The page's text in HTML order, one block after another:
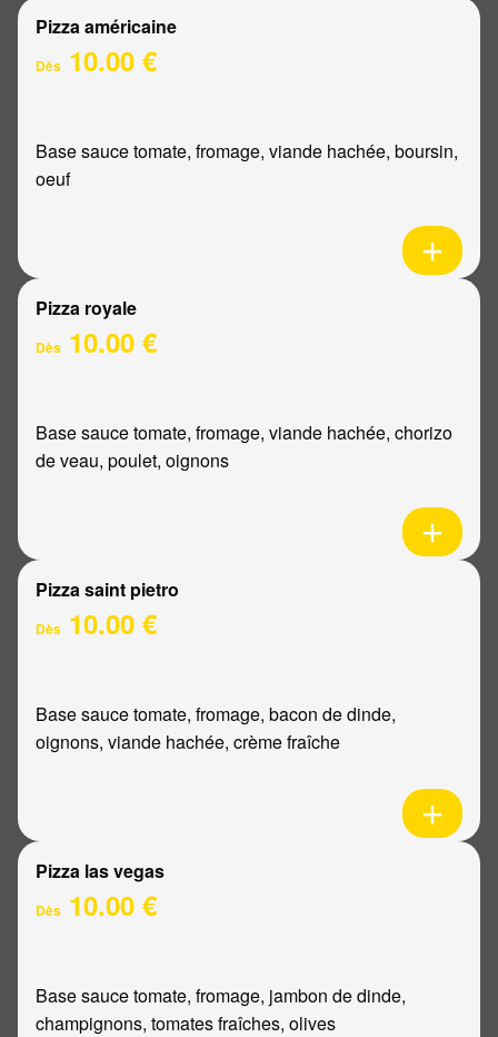
Pizza américaine
Dès 10.00 €
Base sauce tomate, fromage, viande hachée, boursin,
oeuf
Pizza royale
Dès 10.00 €
Base sauce tomate, fromage, viande hachée, chorizo
de veau, poulet, oignons
Pizza saint pietro
Dès 10.00 €
Base sauce tomate, fromage, bacon de dinde,
oignons, viande hachée, crème fraîche
Pizza las vegas
Dès 10.00 €
Base sauce tomate, fromage, jambon de dinde,
champignons, tomates fraîches, olives